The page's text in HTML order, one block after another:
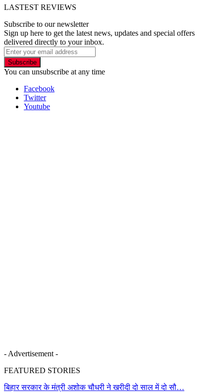
LASTEST REVIEWS
Subscribe to our newsletter
Sign up here to get the latest news, updates and special offers
delivered directly to your inbox.
Subscribe
You can unsubscribe at any time
Facebook
Twitter
Youtube
- Advertisement -
FEATURED STORIES
बिहार सरकार के मंत्री अशोक चौधरी ने खरीदी दो साल में दो सौ…